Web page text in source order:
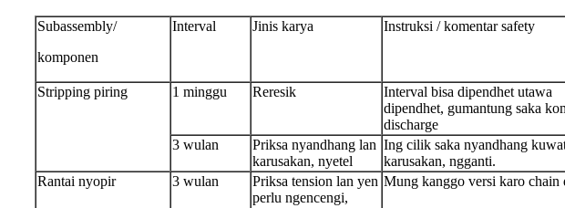
Subassembly/
komponen
Interval Jinis karya Instruksi / komentar safety
Stripping piring 1 minggu Reresik
Interval bisa dipendhet utawa
dipendhet, gumantung saka
discharge
3 wulan
Priksa nyandhang lan
karusakan, nyetel
Ing cilik saka nyandhang
karusakan, ngganti.
Rantai nyopir
3 wulan
Priksa tension lan yen
perlu ngencengi,
Mung kanggo versi karo chain